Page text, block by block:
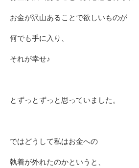
お金が沢山あることで欲しいものが
何でも手に入り、
それが幸せ♪
とずっとずっと思っていました。
ではどうして私はお金への
執着が外れたのかというと、